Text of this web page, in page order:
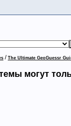
/ The Ultimate GeoGuessr
могут